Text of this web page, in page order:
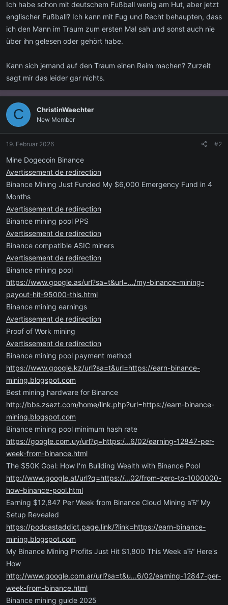
Ich habe schon mit deutschem Fußball wenig am Hut, aber jetzt
englischer Fußball? Ich kann mit Fug und Recht behaupten, dass
ich den Mann im Traum zum ersten Mal sah und sonst auch nie
über ihn gelesen oder gehört habe.
Kann sich jemand auf den Traum einen Reim machen? Zurzeit
sagt mir das leider gar nichts.
C ChristinWaechter
New Member
19. Februar 2026 #2
Mine Dogecoin Binance
Avertissement de redirection
Binance Mining Just Funded My $6,000 Emergency Fund in 4
Months
Avertissement de redirection
Binance mining pool PPS
Avertissement de redirection
Binance compatible ASIC miners
Avertissement de redirection
Binance mining pool
https://www.google.as/url?sa=t&url=.../my-binance-mining-
payout-hit-95000-this.html
Binance mining earnings
Avertissement de redirection
Proof of Work mining
Avertissement de redirection
Binance mining pool payment method
https://www.google.kz/url?sa=t&url=https://earn-binance-
mining.blogspot.com
Best mining hardware for Binance
http://bbs.zsezt.com/home/link.php?url=https://earn-binance-
mining.blogspot.com
Binance mining pool minimum hash rate
https://google.com.uy/url?q=https:/...6/02/earning-12847-per-
week-from-binance.html
The $50K Goal: How I'm Building Wealth with Binance Pool
http://www.google.at/url?q=https://...02/from-zero-to-1000000-
how-binance-pool.html
Earning $12,847 Per Week from Binance Cloud Mining вЂ“ My
Setup Revealed
https://podcastaddict.page.link/?link=https://earn-binance-
mining.blogspot.com
My Binance Mining Profits Just Hit $1,800 This Week вЂ“ Here's
How
http://www.google.com.ar/url?sa=t&u...6/02/earning-12847-per-
week-from-binance.html
Binance mining guide 2025